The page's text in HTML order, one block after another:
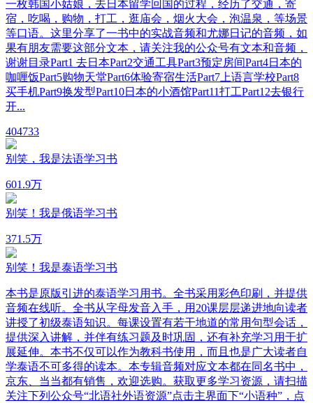
一枚韩国小姑娘，去日本留学回国的过程，经历了交通，寄
宿，吃喝，购物，打工，逛庙会，烟火大会，泡温泉，等场景
等口语。这里分享了一书中的实战音频和尤娜日记的音频，如
果有朋友需要这部分文本，请关注我的公众号有文本和音频，
谢谢目录Part1 去日本Part2交通工具Part3预定房间Part4日本的
咖喱饭Part5购物天堂Part6体验寄宿生活Part7上语言学校Part8
买手机Part9换发型Part10日本的小酒馆Part11打工Part12去银行
开...
404733
别笑，我是法语学习书
601.9万
别笑！我是俄语学习书
371.5万
别笑！我是泰语学习书
本书是原版引进的泰语学习用书。全书采用彩色印刷，并提供
音频在线听。全书从字母发音入手，用20课层层递进地向读者
讲授了初级泰语知识。每课设置有若干地道的常用句型会话，
提供深入讲解，并伴有练习题及时巩固，还有补充学习用于扩
展延伸。本书不仅可以作为教科书使用，而且也是广大读者自
学泰语不可多得的读本。本专辑音频对应文本都在同名书中，
京东、当当都有销售，欢迎选购。获取更多学习资源，请扫描
关注下列公众号“北语社外语资源”点击主界面下“小语种”，点